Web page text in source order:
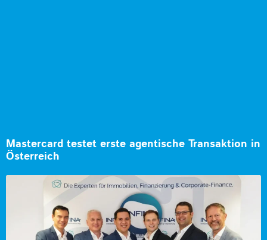
Mastercard testet erste agentische Transaktion in
Österreich